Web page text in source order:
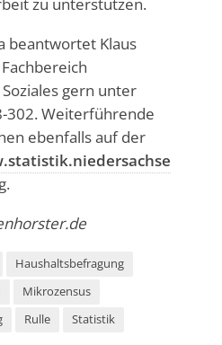
zu unterstützen.
beantwortet Klaus
gern unter
302. Weiterführende
ebenfalls auf der
Haushaltsbefragung
Mikrozensus
Rulle
Statistik